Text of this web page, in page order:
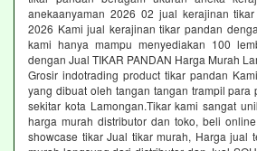
anekaanyaman 2026 02 jual kerajinan
2026 Kami jual kerajinan tikar pandan
kami hanya mampu menyediakan 100
dengan Jual TIKAR PANDAN Harga Murah
Grosir indotrading product tikar pandan
yang dibuat oleh tangan tangan trampil para
sekitar kota Lamongan.Tikar kami sangat
harga murah distributor dan toko, beli
showcase tikar Jual tikar murah, Harga jual